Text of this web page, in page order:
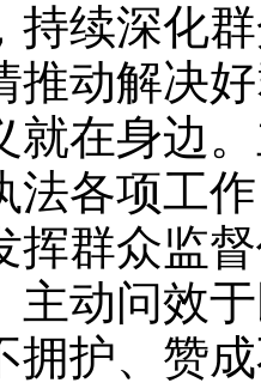
持续深化
推动解决
就在身边
法各项工
挥群众监
主动问效
拥护、赞